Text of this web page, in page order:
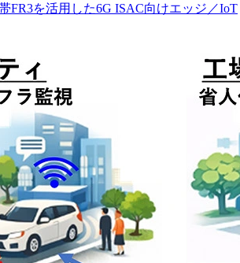
FR3を活用した6G ISAC向けエッジ／IoT